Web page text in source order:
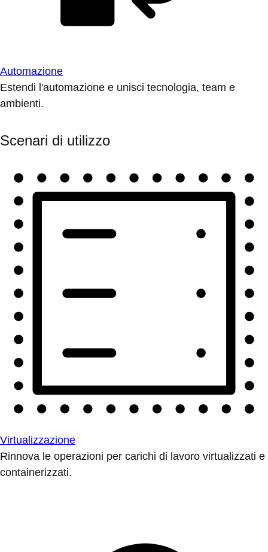
Automazione
Estendi l'automazione e unisci tecnologia, team e
ambienti.
Scenari di utilizzo
Virtualizzazione
Rinnova le operazioni per carichi di lavoro virtualizzati e
containerizzati.